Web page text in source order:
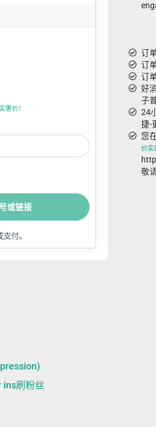
惠价！
或链接
付。
订
订
订
好
子
24
捷-
您
价实
敬
ins刷粉丝